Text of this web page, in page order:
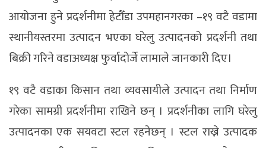
आयोजना हुने प्रदर्शनीमा हेटौँडा उपमहानगरका –१९ वटै वडामा
स्थानीयस्तरमा उत्पादन भएका घरेलु उत्पादनको प्रदर्शनी तथा
बिक्री गरिने वडाअध्यक्ष फुर्वादोर्जे लामाले जानकारी दिए।
१९ वटै वडाका किसान तथा व्यवसायीले उत्पादन तथा निर्माण
गरेका सामग्री प्रदर्शनीमा राखिने छन् । प्रदर्शनीका लागि घरेलु
उत्पादनका एक सयवटा स्टल रहनेछन् । स्टल राख्ने उत्पादक